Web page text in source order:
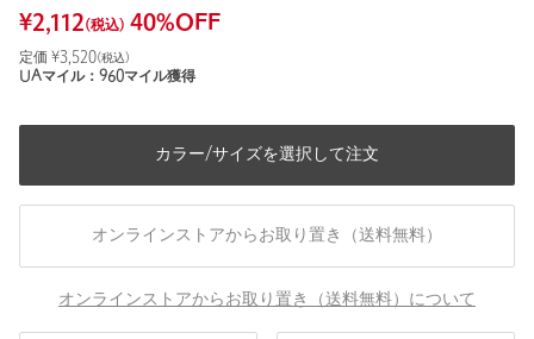
¥2,112(税込) 40%OFF
定価 ¥3,520(税込)
UAマイル： 960マイル獲得
カラー/サイズを選択して注文
オンラインストアからお取り置き（送料無料）
オンラインストアからお取り置き（送料無料）について